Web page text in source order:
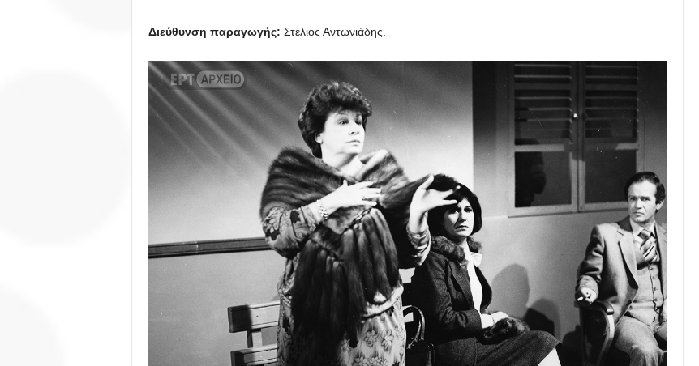
Διεύθυνση παραγωγής: Στέλιος Αντωνιάδης.